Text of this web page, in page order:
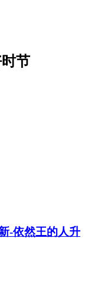
节
-依然王的人升